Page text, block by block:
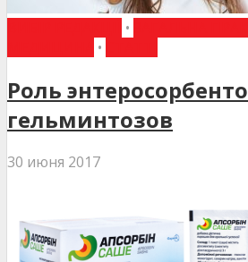
•
•
Роль
гельминтозов
30 июня 2017